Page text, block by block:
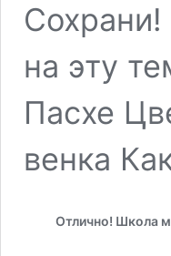
на эту
Пасхе
венка
Отлично! Школа